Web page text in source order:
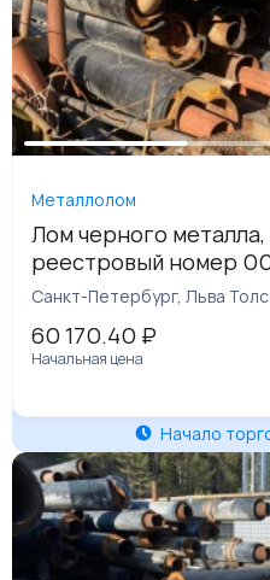
Металлолом
Лом черного
реестровый номер
черного металла,
Санкт-Петербург, Льва
60 170.40 ₽
Начальная цена
Начало